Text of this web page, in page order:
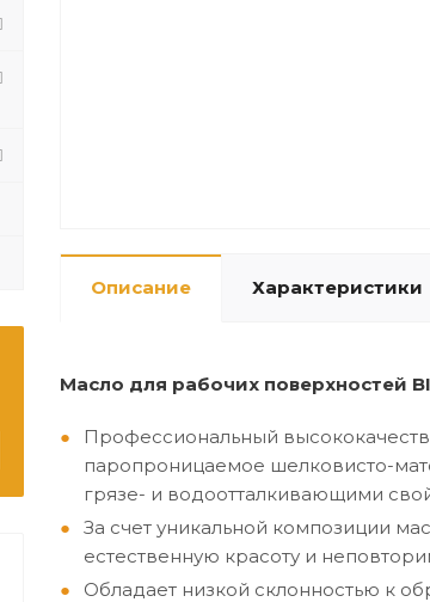
Описание Характеристики
Масло для рабочих поверхностей
Профессиональный
паропроницаемое шелковисто-
грязе- и водоотталкивающими
За счет уникальной композиции
естественную красоту и
Обладает низкой склонностью к